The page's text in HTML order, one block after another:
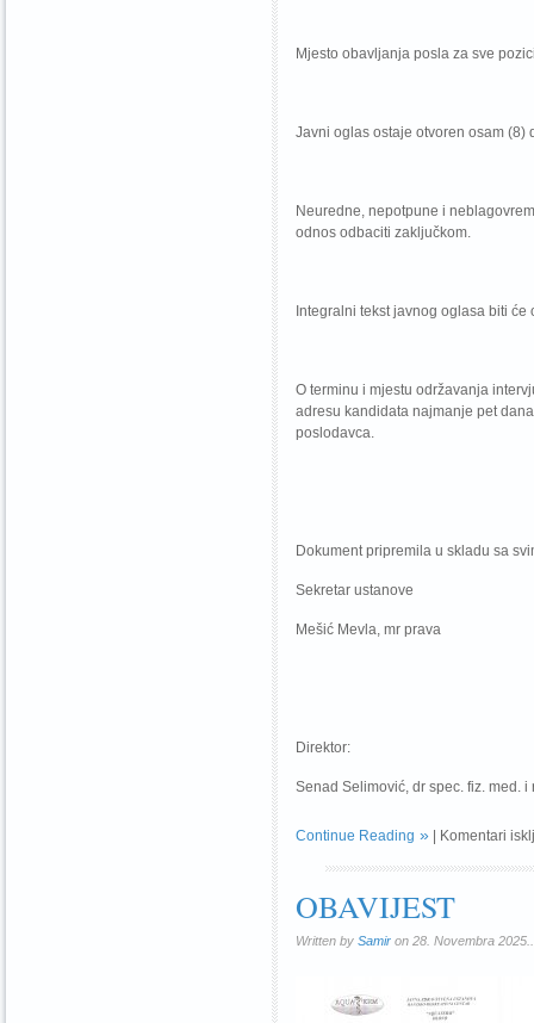
Mjesto obavljanja posla za sve
Javni oglas ostaje otvoren osam
Neuredne, nepotpune i
odnos odbaciti zaključkom.
Integralni tekst javnog oglasa biti
O terminu i mjestu održavanja
adresu kandidata najmanje pet
poslodavca.
Dokument pripremila u skladu sa
Sekretar ustanove
Mešić Mevla, mr prava
Direktor:
Senad Selimović, dr spec. fiz. med.
Continue Reading Komentari
OBAVIJEST
Written by Samir on 28. Novembra